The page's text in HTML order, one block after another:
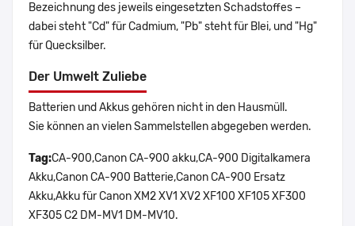
Bezeichnung des jeweils eingesetzten Schadstoffes –
dabei steht "Cd" für Cadmium, "Pb" steht für Blei, und "Hg"
für Quecksilber.
Der Umwelt Zuliebe
Batterien und Akkus gehören nicht in den Hausmüll.
Sie können an vielen Sammelstellen abgegeben werden.
Tag:CA-900,Canon CA-900 akku,CA-900 Digitalkamera
Akku,Canon CA-900 Batterie,Canon CA-900 Ersatz
Akku,Akku für Canon XM2 XV1 XV2 XF100 XF105 XF300
XF305 C2 DM-MV1 DM-MV10.